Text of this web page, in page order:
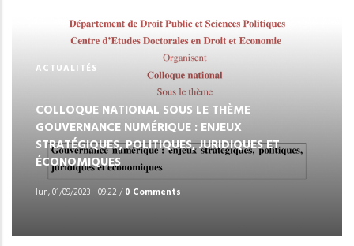
ACTUALITÉS
COLLOQUE NATIONAL SOUS LE THÈME
GOUVERNANCE NUMÉRIQUE : ENJEUX
STRATÉGIQUES, POLITIQUES, JURIDIQUES ET
ÉCONOMIQUES
lun, 01/09/2023 - 09:22 /0 Comments